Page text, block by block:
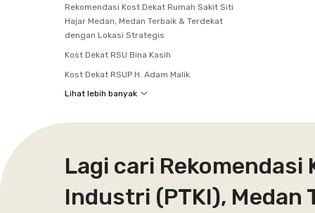
Rekomendasi Kost Dekat Rumah Sakit Siti
Hajar Medan, Medan Terbaik & Terdekat
dengan Lokasi Strategis
Kost Dekat RSU Bina Kasih
Kost Dekat RSUP H. Adam Malik
Lihat lebih banyak
Lagi cari Rekomendasi
Industri (PTKI), Medan